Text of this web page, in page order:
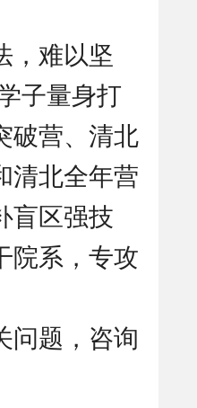
，难以坚
子量身打
破营、清北
清北全年营
盲区强技
院系，专攻
问题，咨询